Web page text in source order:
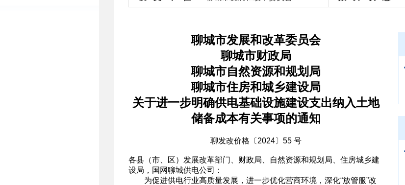
聊城市发展和改革委员会
聊城市财政局
聊城市自然资源和规划局
聊城市住房和城乡建设局
关于进一步明确供电基础设施建设支出纳入土地
储备成本有关事项的通知
聊发改价格〔2024〕55 号
各县（市、区）发展改革部门、财政局、自然资源和规划局、住房城乡建
设局，国网聊城供电公司：
为促进供电行业高质量发展，进一步优化营商环境，深化“放管服”改